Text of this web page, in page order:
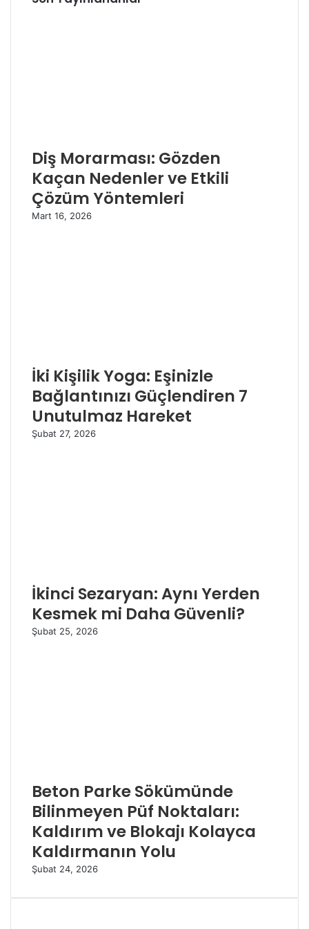
Diş Morarması: Gözden
Kaçan Nedenler ve Etkili
Çözüm Yöntemleri
Mart 16, 2026
İki Kişilik Yoga: Eşinizle
Bağlantınızı Güçlendiren 7
Unutulmaz Hareket
Şubat 27, 2026
İkinci Sezaryan: Aynı Yerden
Kesmek mi Daha Güvenli?
Şubat 25, 2026
Beton Parke Sökümünde
Bilinmeyen Püf Noktaları:
Kaldırım ve Blokajı Kolayca
Kaldırmanın Yolu
Şubat 24, 2026